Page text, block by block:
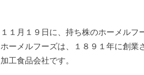
１１月１９日に、持ち株のホーメルフ
ホーメルフーズは、１８９１年に創業
加工食品会社です。